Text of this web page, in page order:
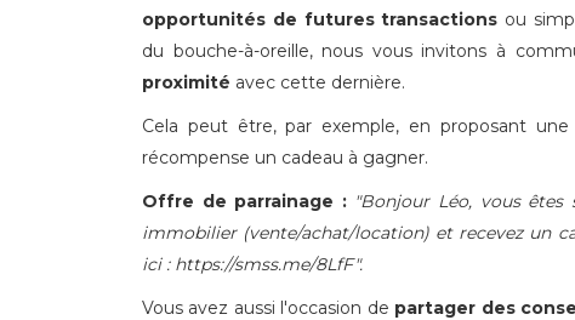
opportunités de futures transactions ou
du bouche-à-oreille, nous vous invitons à
proximité avec cette dernière.
Cela peut être, par exemple, en proposant une
récompense un cadeau à gagner.
Offre de parrainage : "Bonjour Léo, vous
immobilier (vente/achat/location) et recevez un
ici : https://smss.me/8LfF".
Vous avez aussi l'occasion de partager des